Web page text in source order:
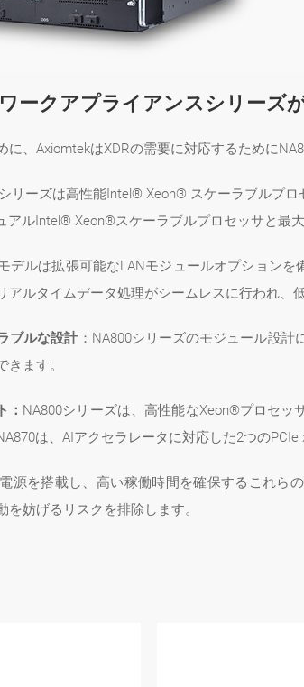
ークアプライアンスシリーズ
に、AxiomtekはXDRの需要に対応するために
シリーズは高性能Intel® Xeon® スケーラブルプ
アルIntel® Xeon®スケーラブルプロセッサと最大
デルは拡張可能なLANモジュールオプション
アルタイムデータ処理がシームレスに行われ、
ブルな設計：NA800シリーズのモジュール設計
ます。
： NA800シリーズは、高性能なXeon®プロセ
は、AIアクセラレータに対応した2つの
源を搭載し、高い稼働時間を確保するこれら
妨げるリスクを排除します。